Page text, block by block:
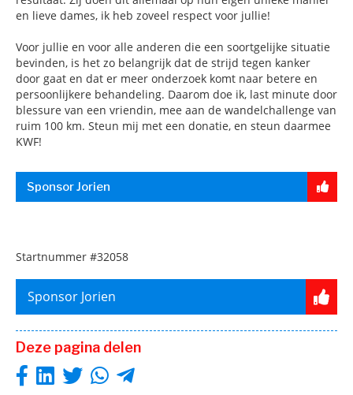
en lieve dames, ik heb zoveel respect voor jullie!
Voor jullie en voor alle anderen die een soortgelijke situatie
bevinden, is het zo belangrijk dat de strijd tegen kanker
door gaat en dat er meer onderzoek komt naar betere en
persoonlijkere behandeling. Daarom doe ik, last minute door
blessure van een vriendin, mee aan de wandelchallenge van
ruim 100 km. Steun mij met een donatie, en steun daarmee
KWF!
Sponsor Jorien
Startnummer #32058
Sponsor Jorien
Deze pagina delen